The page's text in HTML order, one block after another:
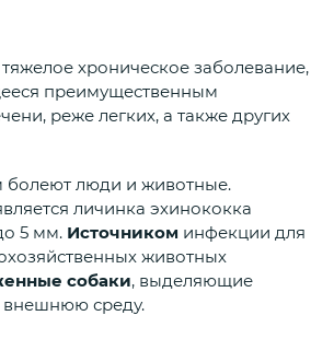
тяжелое хроническое заболевание,
преимущественным
реже легких, а также других
болеют люди и животные.
личинка эхинококка
5 мм. Источником инфекции для
животных
собаки, выделяющие
внешнюю среду.